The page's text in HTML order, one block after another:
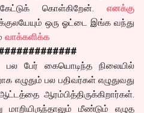
கொள்கிறேன். எனக்கு
ஒரு ஓட்டை இங்க வந்து
வாக்களிக்க
பல பேர் கையொடிந்த நிலையில்
எழுதும் பல பதிவர்கள் எழுதுவது
ஆரம்பித்திருக்கிறார்கள்.
மாறியிருந்தாலும் மீண்டும் எழுத